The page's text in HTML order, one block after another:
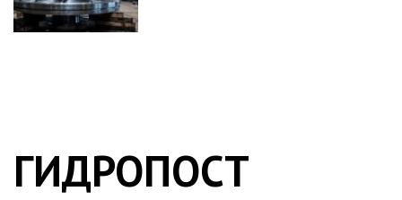
ГИДРОПОСТ